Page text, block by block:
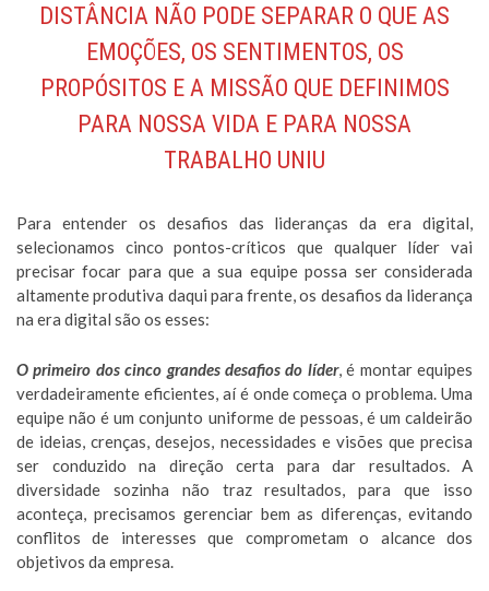
DISTÂNCIA NÃO PODE SEPARAR O QUE AS
EMOÇÕES, OS SENTIMENTOS, OS
PROPÓSITOS E A MISSÃO QUE DEFINIMOS
PARA NOSSA VIDA E PARA NOSSA
TRABALHO UNIU
Para entender os desafios das lideranças da era digital,
selecionamos cinco pontos-críticos que qualquer líder vai
precisar focar para que a sua equipe possa ser considerada
altamente produtiva daqui para frente, os desafios da liderança
na era digital são os esses:
O primeiro dos cinco grandes desafios do líder, é montar equipes
verdadeiramente eficientes, aí é onde começa o problema. Uma
equipe não é um conjunto uniforme de pessoas, é um caldeirão
de ideias, crenças, desejos, necessidades e visões que precisa
ser conduzido na direção certa para dar resultados. A
diversidade sozinha não traz resultados, para que isso
aconteça, precisamos gerenciar bem as diferenças, evitando
conflitos de interesses que comprometam o alcance dos
objetivos da empresa.